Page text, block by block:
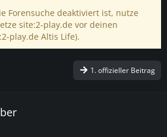
Forensuche deaktiviert ist, nutze
site:2-play.de vor deinen
play.de Altis Life).
1. offizieller Beitrag